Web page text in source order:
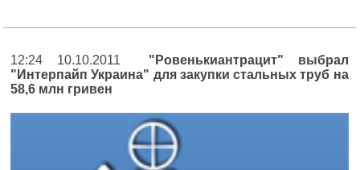
12:24 10.10.2011 "Ровенькиантрацит" выбрал
"Интерпайп Украина" для закупки стальных труб на
58,6 млн гривен